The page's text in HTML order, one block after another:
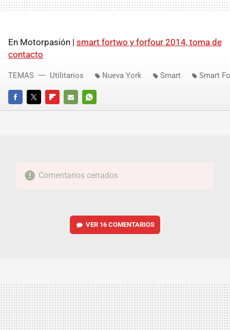
En Motorpasión | smart fortwo y forfour 2014, toma de
contacto
FACEBOOKTWITTERFLIPBOARD
E-
WHATSAPP
TEMAS Utilitarios Nueva York Smart Smart
Comentarios cerrados
VER 16 COMENTARIOS